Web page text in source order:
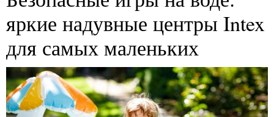
яркие надувные центры Intex
для самых маленьких